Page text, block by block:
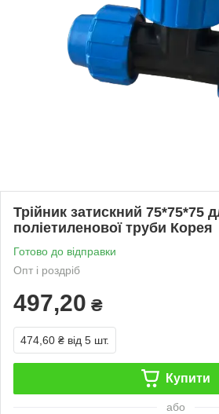
Трійник затискний 75*75*75
поліетиленової труби Корея
Готово до відправки
Опт і роздріб
497,20 ₴
474,60 ₴ від 5 шт.
Купити
або